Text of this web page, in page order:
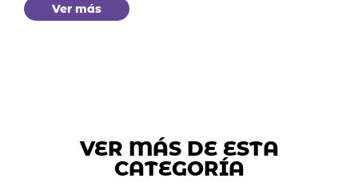
Ver más
VER MÁS DE ESTA
CATEGORÍA